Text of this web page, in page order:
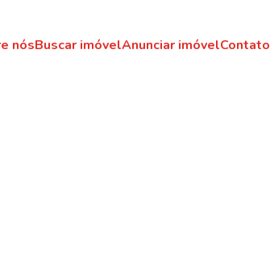
nósBuscar imóvelAnunciar imóvelContato